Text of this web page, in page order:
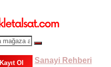
Kayıt Ol Sanayi Rehberi